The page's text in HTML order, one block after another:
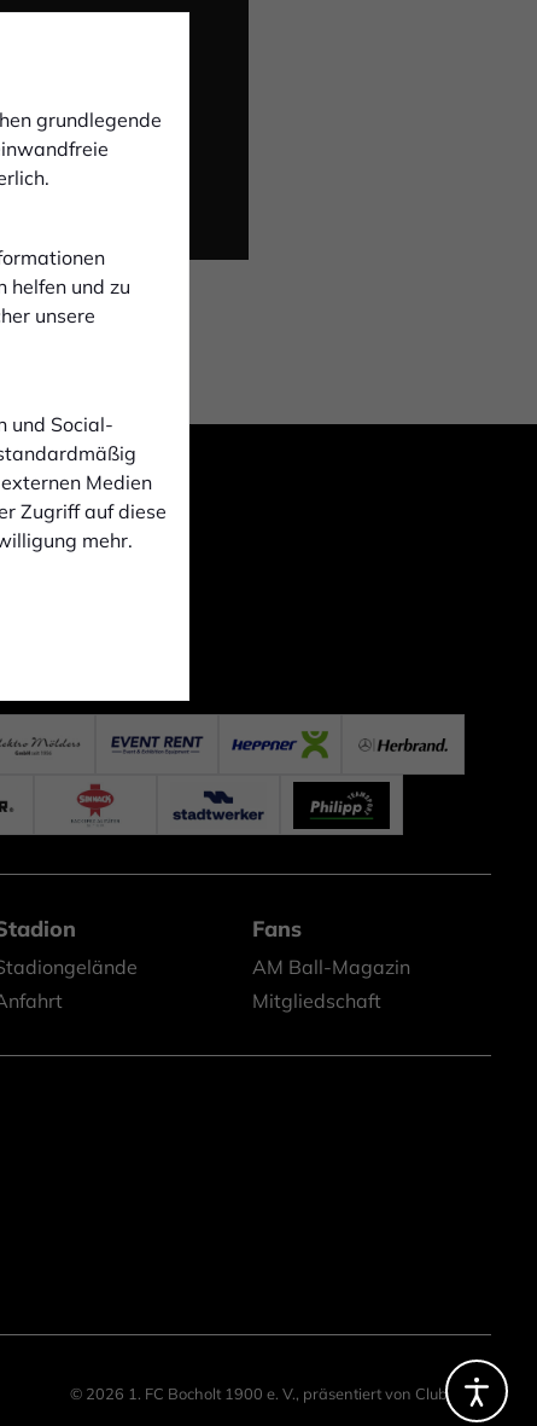
grundlegende
helfen und zu
unsere
und Social-
Medien
Zugriff auf diese
mehr.
Fans
AM Ball-Magazin
Mitgliedschaft
© 2026 1. FC Bocholt 1900 e. V., präsentiert von ClubShare